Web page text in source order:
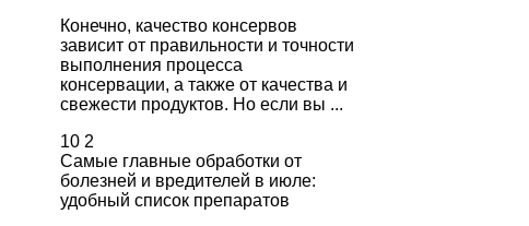
Конечно, качество консервов
зависит от правильности и точности
выполнения процесса
консервации, а также от качества и
свежести продуктов. Но если вы ...
10 2
Самые главные обработки от
болезней и вредителей в июле:
удобный список препаратов